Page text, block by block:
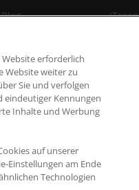
erforderlich
Website weiter zu
Sie und verfolgen
eindeutiger Kennungen
Inhalte und Werbung
auf unserer
Einstellungen am Ende
Technologien